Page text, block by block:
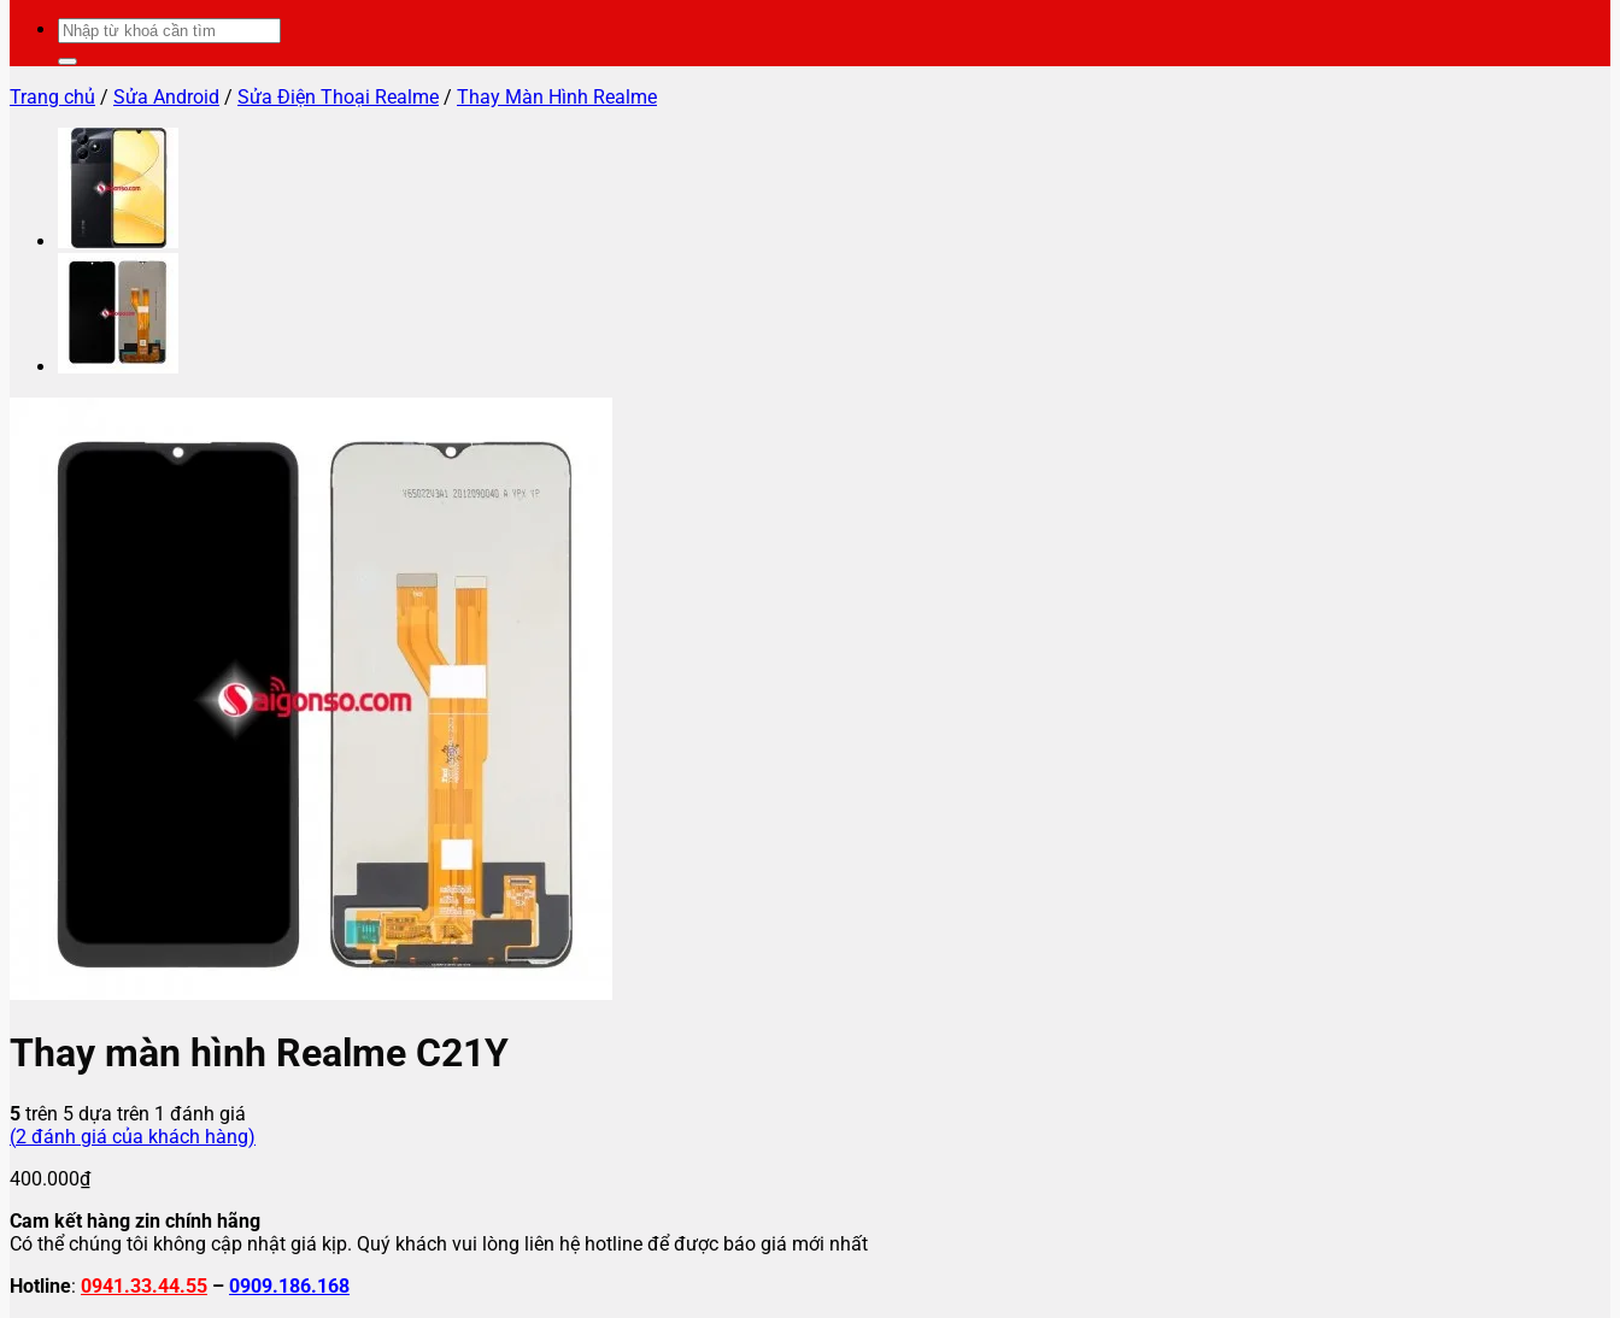
Tìm
kiếm:
Trang chủ / Sửa Android / Sửa Điện Thoại Realme / Thay Màn Hình Realme
Thay màn hình Realme C21Y
5 trên 5 dựa trên 1 đánh giá
(2 đánh giá của khách hàng)
400.000₫
Cam kết hàng zin chính hãng
Có thể chúng tôi không cập nhật giá kịp. Quý khách vui lòng liên hệ hotline để được báo giá mới nhất
Hotline: 0941.33.44.55 – 0909.186.168